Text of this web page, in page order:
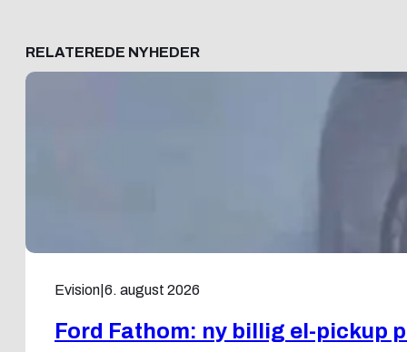
RELATEREDE NYHEDER
Evision 6. august 2026
Ford Fathom: ny billig el-pickup